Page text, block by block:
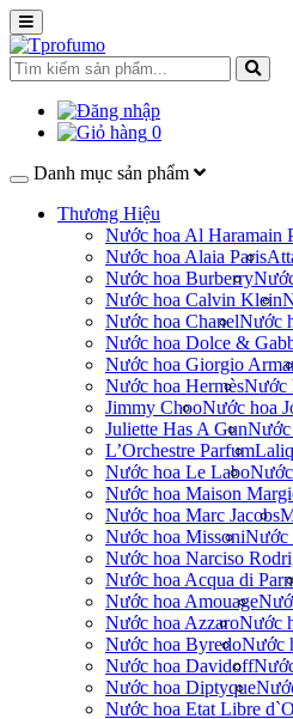
0
Danh mục sản phẩm
Thương Hiệu
Nước hoa Al Haramain
Nước hoa Alaia Paris
Nước hoa Burberry
Nước hoa Calvin Klein
Nước hoa ChanelNước
Nước hoa Dolce &
Nước hoa Giorgio
Nước hoa HermèsNước
Jimmy ChooNước hoa
Juliette Has A Gun
L’Orchestre Parfum
Nước hoa Le Labo
Nước hoa Maison
Nước hoa Marc Jacobs
Nước hoa MissoniNước
Nước hoa Narciso
Nước hoa Acqua di
Nước hoa Amouage
Nước hoa AzzaroNước
Nước hoa ByredoNước
Nước hoa Davidoff
Nước hoa Diptyque
Nước hoa Etat Libre